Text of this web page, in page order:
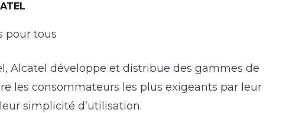
pour tous
Alcatel développe et distribue des gammes de
les consommateurs les plus exigeants par leur
simplicité d’utilisation.